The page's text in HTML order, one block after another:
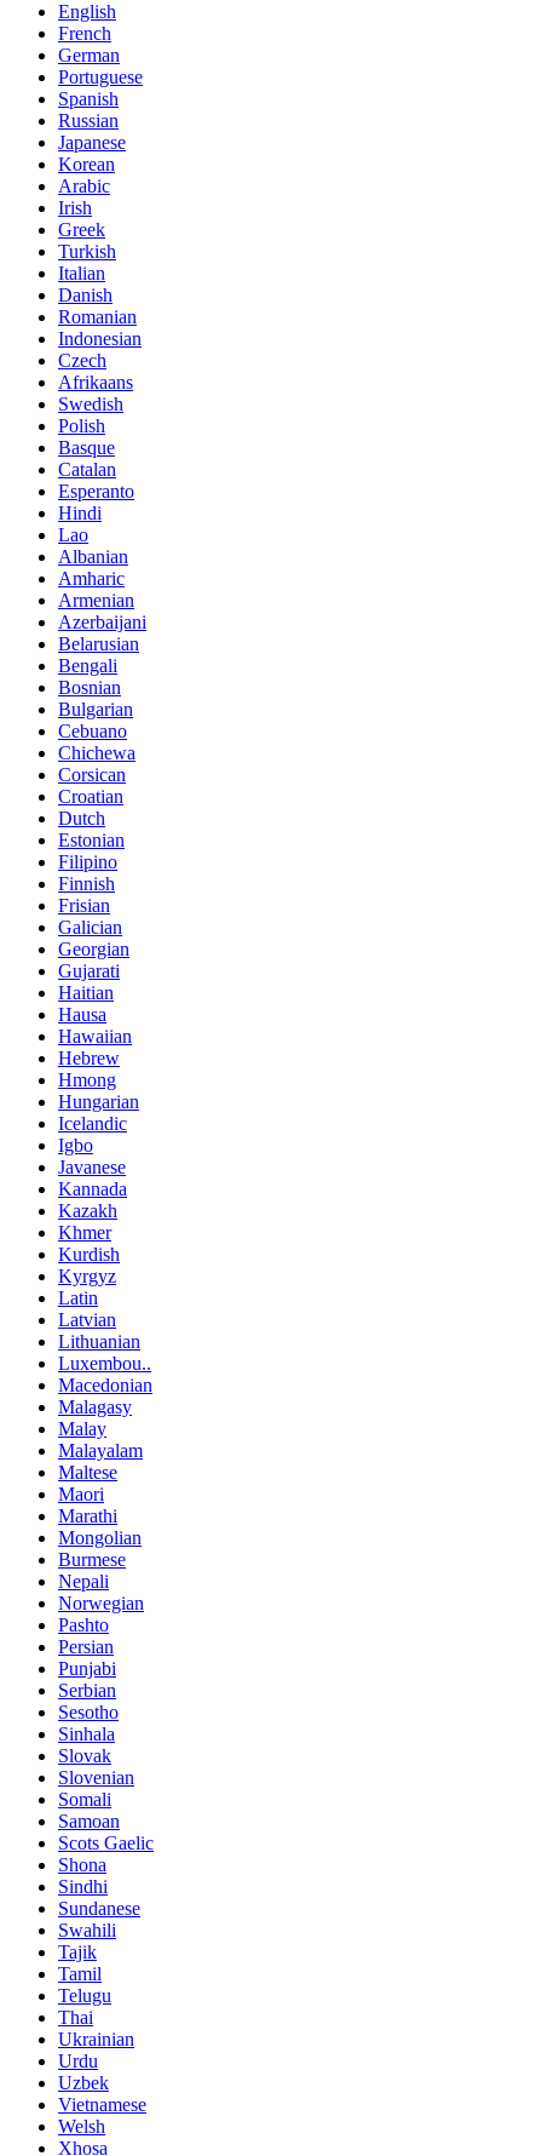
English
French
German
Portuguese
Spanish
Russian
Japanese
Korean
Arabic
Irish
Greek
Turkish
Italian
Danish
Romanian
Indonesian
Czech
Afrikaans
Swedish
Polish
Basque
Catalan
Esperanto
Hindi
Lao
Albanian
Amharic
Armenian
Azerbaijani
Belarusian
Bengali
Bosnian
Bulgarian
Cebuano
Chichewa
Corsican
Croatian
Dutch
Estonian
Filipino
Finnish
Frisian
Galician
Georgian
Gujarati
Haitian
Hausa
Hawaiian
Hebrew
Hmong
Hungarian
Icelandic
Igbo
Javanese
Kannada
Kazakh
Khmer
Kurdish
Kyrgyz
Latin
Latvian
Lithuanian
Luxembou..
Macedonian
Malagasy
Malay
Malayalam
Maltese
Maori
Marathi
Mongolian
Burmese
Nepali
Norwegian
Pashto
Persian
Punjabi
Serbian
Sesotho
Sinhala
Slovak
Slovenian
Somali
Samoan
Scots Gaelic
Shona
Sindhi
Sundanese
Swahili
Tajik
Tamil
Telugu
Thai
Ukrainian
Urdu
Uzbek
Vietnamese
Welsh
Xhosa